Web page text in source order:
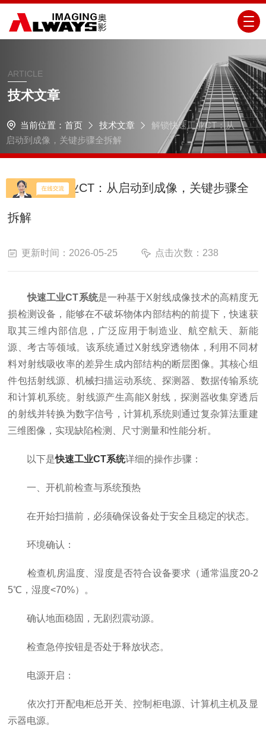
ARTICLE
技术文章
当前位置： 首页 技术文章
解锁快速工业CT：从
启动到成像，关键步骤全拆解
解锁快速工业CT：从启动到成像，关键步骤全
拆解
更新时间：2026-05-25 点击次数：238
快速工业CT系统是一种基于X射线成像技术的高精度无
损检测设备，能够在不破坏物体内部结构的前提下，快速获
取其三维内部信息，广泛应用于制造业、航空航天、新能
源、考古等领域。该系统通过X射线穿透物体，利用不同材
料对射线吸收率的差异生成内部结构的断层图像。其核心组
件包括射线源、机械扫描运动系统、探测器、数据传输系统
和计算机系统。射线源产生高能X射线，探测器收集穿透后
的射线并转换为数字信号，计算机系统则通过复杂算法重建
三维图像，实现缺陷检测、尺寸测量和性能分析。
以下是快速工业CT系统详细的操作步骤：
一、开机前检查与系统预热
在开始扫描前，必须确保设备处于安全且稳定的状态。
环境确认：
检查机房温度、湿度是否符合设备要求（通常温度20-2
5℃，湿度<70%）。
确认地面稳固，无剧烈震动源。
检查急停按钮是否处于释放状态。
电源开启：
依次打开配电柜总开关、控制柜电源、计算机主机及显
示器电源。